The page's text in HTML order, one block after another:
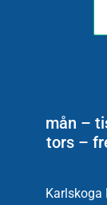
mån –
tors –
Karlskoga